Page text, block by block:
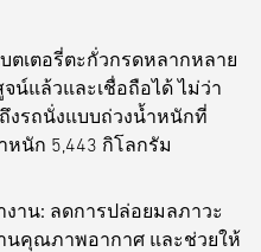
ตเตอรี่ตะกั่วกรดหลากหลาย
แล้วและเชื่อถือได้ ไม่ว่า
งรถนั่งแบบถ่วงน้ำหนักที่
นัก 5,443 กิโลกรัม
าน: ลดการปล่อยมลภาวะ
นคุณภาพอากาศ และช่วยให้